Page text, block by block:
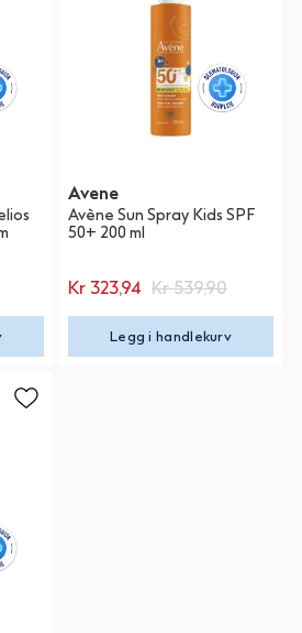
Avene
Avène Sun Spray Kids SPF
50+ 200 ml
Kr 323,94 Kr 539,90
Legg i handlekurv